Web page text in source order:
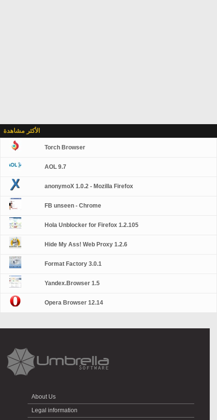
الأكثر مشاهدة
Torch Browser
AOL 9.7
anonymoX 1.0.2 - Mozilla Firefox
FB unseen - Chrome
Hola Unblocker for Firefox 1.2.105
Hide My Ass! Web Proxy 1.2.6
Format Factory 3.0.1
Yandex.Browser 1.5
Opera Browser 12.14
About Us
Legal information